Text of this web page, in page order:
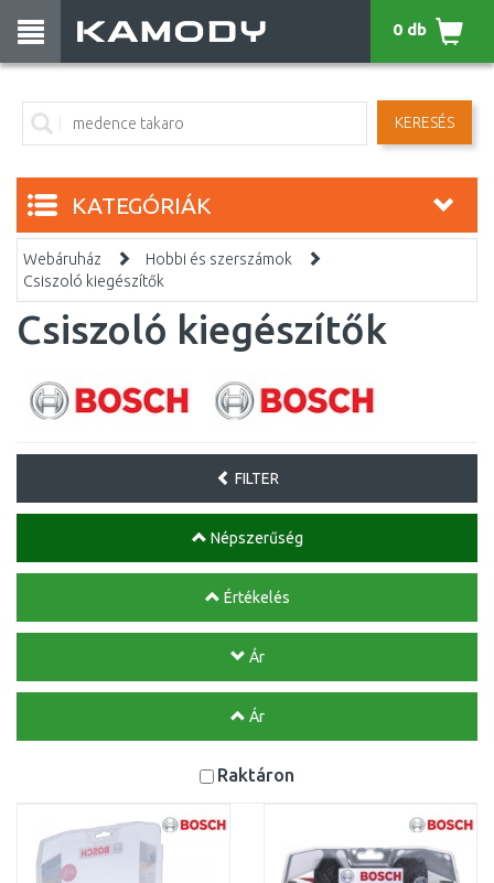
KERESÉS
0 db
KATEGÓRIÁK
Webáruház
Hobbi és szerszámok
Csiszoló kiegészítők
Csiszoló kiegészítők
FILTER
Népszerűség
Értékelés
Ár
Ár
Raktáron